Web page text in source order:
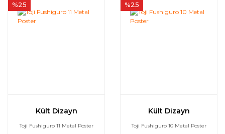
%25
Kült Dizayn
Toji Fushiguro 11 Metal Poster
%25
Kült Dizayn
Toji Fushiguro 10 Metal Poster